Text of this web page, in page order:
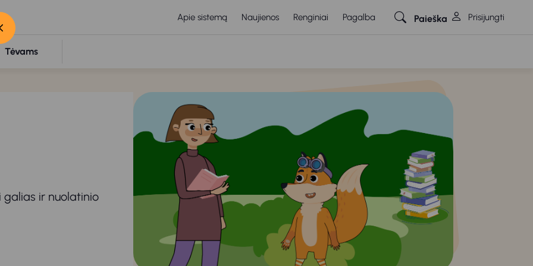
Apie sistemą Naujienos Renginiai Pagalba Paieška Prisijungti
Tėvams
ir nuolatinio